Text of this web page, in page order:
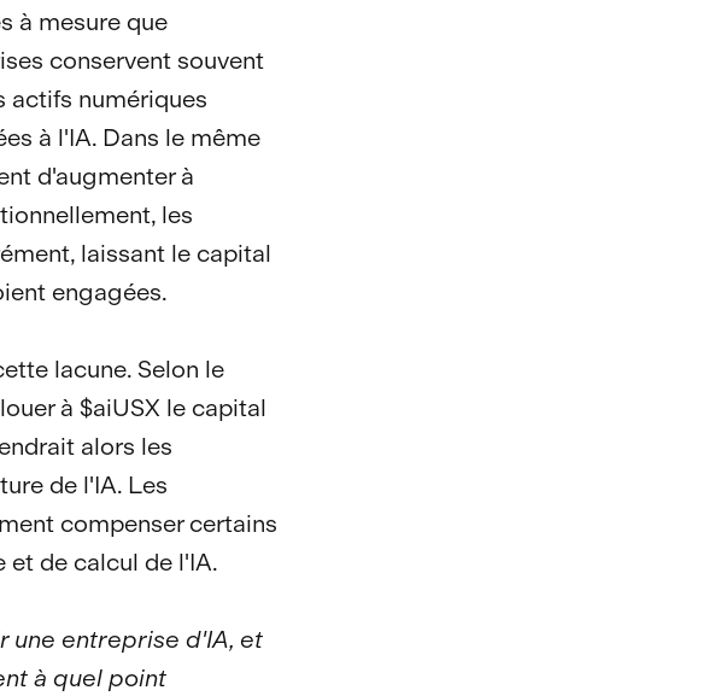
à mesure que
conservent souvent
actifs numériques
à l'IA. Dans le même
d'augmenter à
les
laissant le capital
engagées.
lacune. Selon le
à $aiUSX le capital
alors les
de l'IA. Les
compenser certains
et de calcul de l'IA.
une entreprise d'IA, et
à quel point